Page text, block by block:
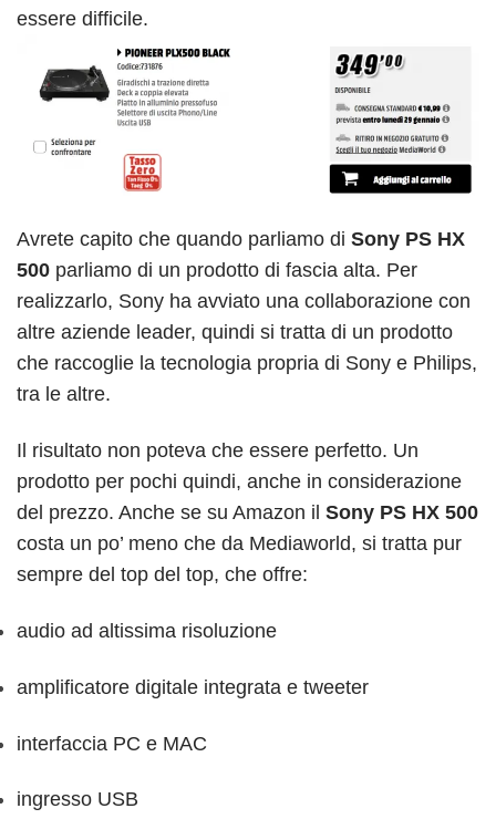
essere difficile.
Avrete capito che quando parliamo di Sony PS HX
500 parliamo di un prodotto di fascia alta. Per
realizzarlo, Sony ha avviato una collaborazione con
altre aziende leader, quindi si tratta di un prodotto
che raccoglie la tecnologia propria di Sony e Philips,
tra le altre.
Il risultato non poteva che essere perfetto. Un
prodotto per pochi quindi, anche in considerazione
del prezzo. Anche se su Amazon il Sony PS HX 500
costa un po’ meno che da Mediaworld, si tratta pur
sempre del top del top, che offre:
audio ad altissima risoluzione
amplificatore digitale integrata e tweeter
interfaccia PC e MAC
ingresso USB